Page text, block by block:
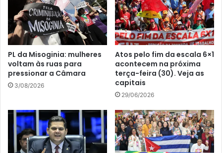
PL da Misoginia: mulheres
voltam às ruas para
pressionar a Câmara
3/08/2026
Atos pelo fim da escala 6×1
acontecem na próxima
terça-feira (30). Veja as
capitais
29/06/2026